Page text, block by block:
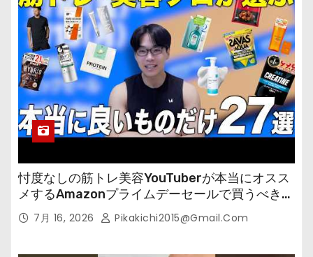
忖度なしの筋トレ美容YouTuberが本当にオスス
メするAmazonプライムデーセールで買うべきも
の 7月 16, 2026 Pikakichi2015@gmail.com